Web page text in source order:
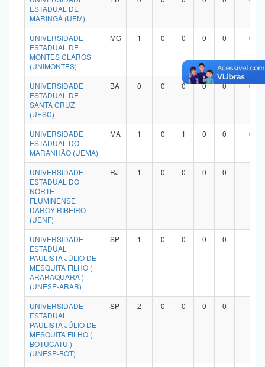
ESTADUAL DE
MARINGÁ (UEM)
UNIVERSIDADE
ESTADUAL DE
MONTES CLAROS
(UNIMONTES)
MG 1 0 0 0 0 0
UNIVERSIDADE
ESTADUAL DE
SANTA CRUZ
(UESC)
BA 0 0 0 0 0 0
UNIVERSIDADE
ESTADUAL DO
MARANHÃO (UEMA)
MA 1 0 1 0 0 0
UNIVERSIDADE
ESTADUAL DO
NORTE
FLUMINENSE
DARCY RIBEIRO
(UENF)
RJ 1 0 0 0 0
UNIVERSIDADE
ESTADUAL
PAULISTA JÚLIO DE
MESQUITA FILHO (
ARARAQUARA )
(UNESP-ARAR)
SP 1 0 0 0 0
UNIVERSIDADE
ESTADUAL
PAULISTA JÚLIO DE
MESQUITA FILHO (
BOTUCATU )
(UNESP-BOT)
SP 2 0 0 0 0